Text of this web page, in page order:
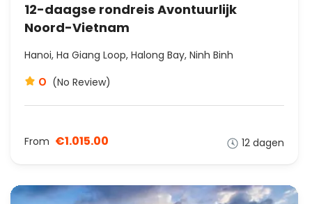
12-daagse rondreis Avontuurlijk
Noord-Vietnam
Hanoi, Ha Giang Loop, Halong Bay, Ninh Binh
0 (No Review)
From €1.015.00 12 dagen